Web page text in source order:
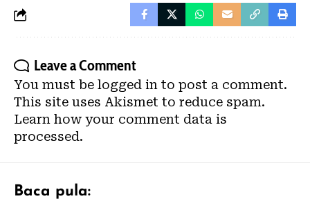
Leave a Comment
You must be logged in to post a comment.
This site uses Akismet to reduce spam.
Learn how your comment data is
processed.
Baca pula: